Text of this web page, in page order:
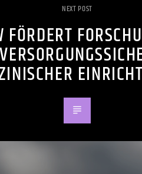
NEXT POST